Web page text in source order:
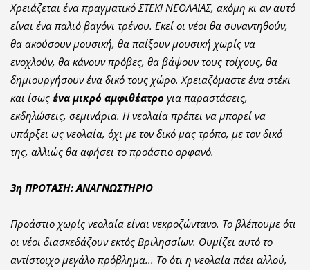
Χρειάζεται ένα πραγματικό ΣΤΕΚΙ ΝΕΟΛΑΙΑΣ, ακόμη κι αν αυτό
είναι ένα παλιό βαγόνι τρένου. Εκεί οι νέοι θα συναντηθούν,
θα ακούσουν μουσική, θα παίξουν μουσική χωρίς να
ενοχλούν, θα κάνουν πρόβες, θα βάψουν τους τοίχους, θα
δημιουργήσουν ένα δικό τους χώρο. Χρειαζόμαστε ένα στέκι
και ίσως ένα μικρό αμφιθέατρο για παραστάσεις,
εκδηλώσεις, σεμινάρια. Η νεολαία πρέπει να μπορεί να
υπάρξει ως νεολαία, όχι με τον δικό μας τρόπο, με τον δικό
της, αλλιώς θα αφήσει το προάστιο ορφανό.
3η ΠΡΟΤΑΣΗ: ΑΝΑΓΝΩΣΤΗΡΙΟ
Προάστιο χωρίς νεολαία είναι νεκροζώντανο. Το βλέπουμε ότι
οι νέοι διασκεδάζουν εκτός Βριλησσίων. Θυμίζει αυτό το
αντίστοιχο μεγάλο πρόβλημα... Το ότι η νεολαία πάει αλλού,